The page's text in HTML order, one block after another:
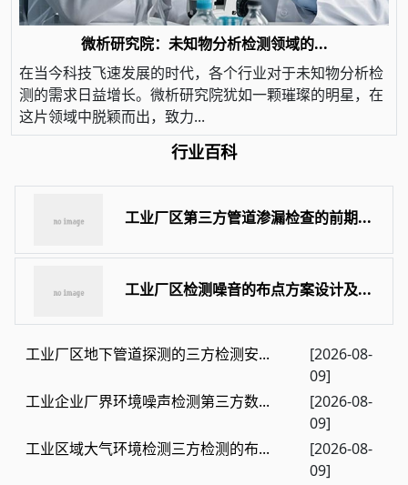
微析研究院：未知物分析检测领域的...
在当今科技飞速发展的时代，各个行业对于未知物分析检
测的需求日益增长。微析研究院犹如一颗璀璨的明星，在
这片领域中脱颖而出，致力...
行业百科
工业厂区第三方管道渗漏检查的前期...
工业厂区检测噪音的布点方案设计及...
工业厂区地下管道探测的三方检测安...
[2026-08-
09]
工业企业厂界环境噪声检测第三方数...
[2026-08-
09]
工业区域大气环境检测三方检测的布...
[2026-08-
09]